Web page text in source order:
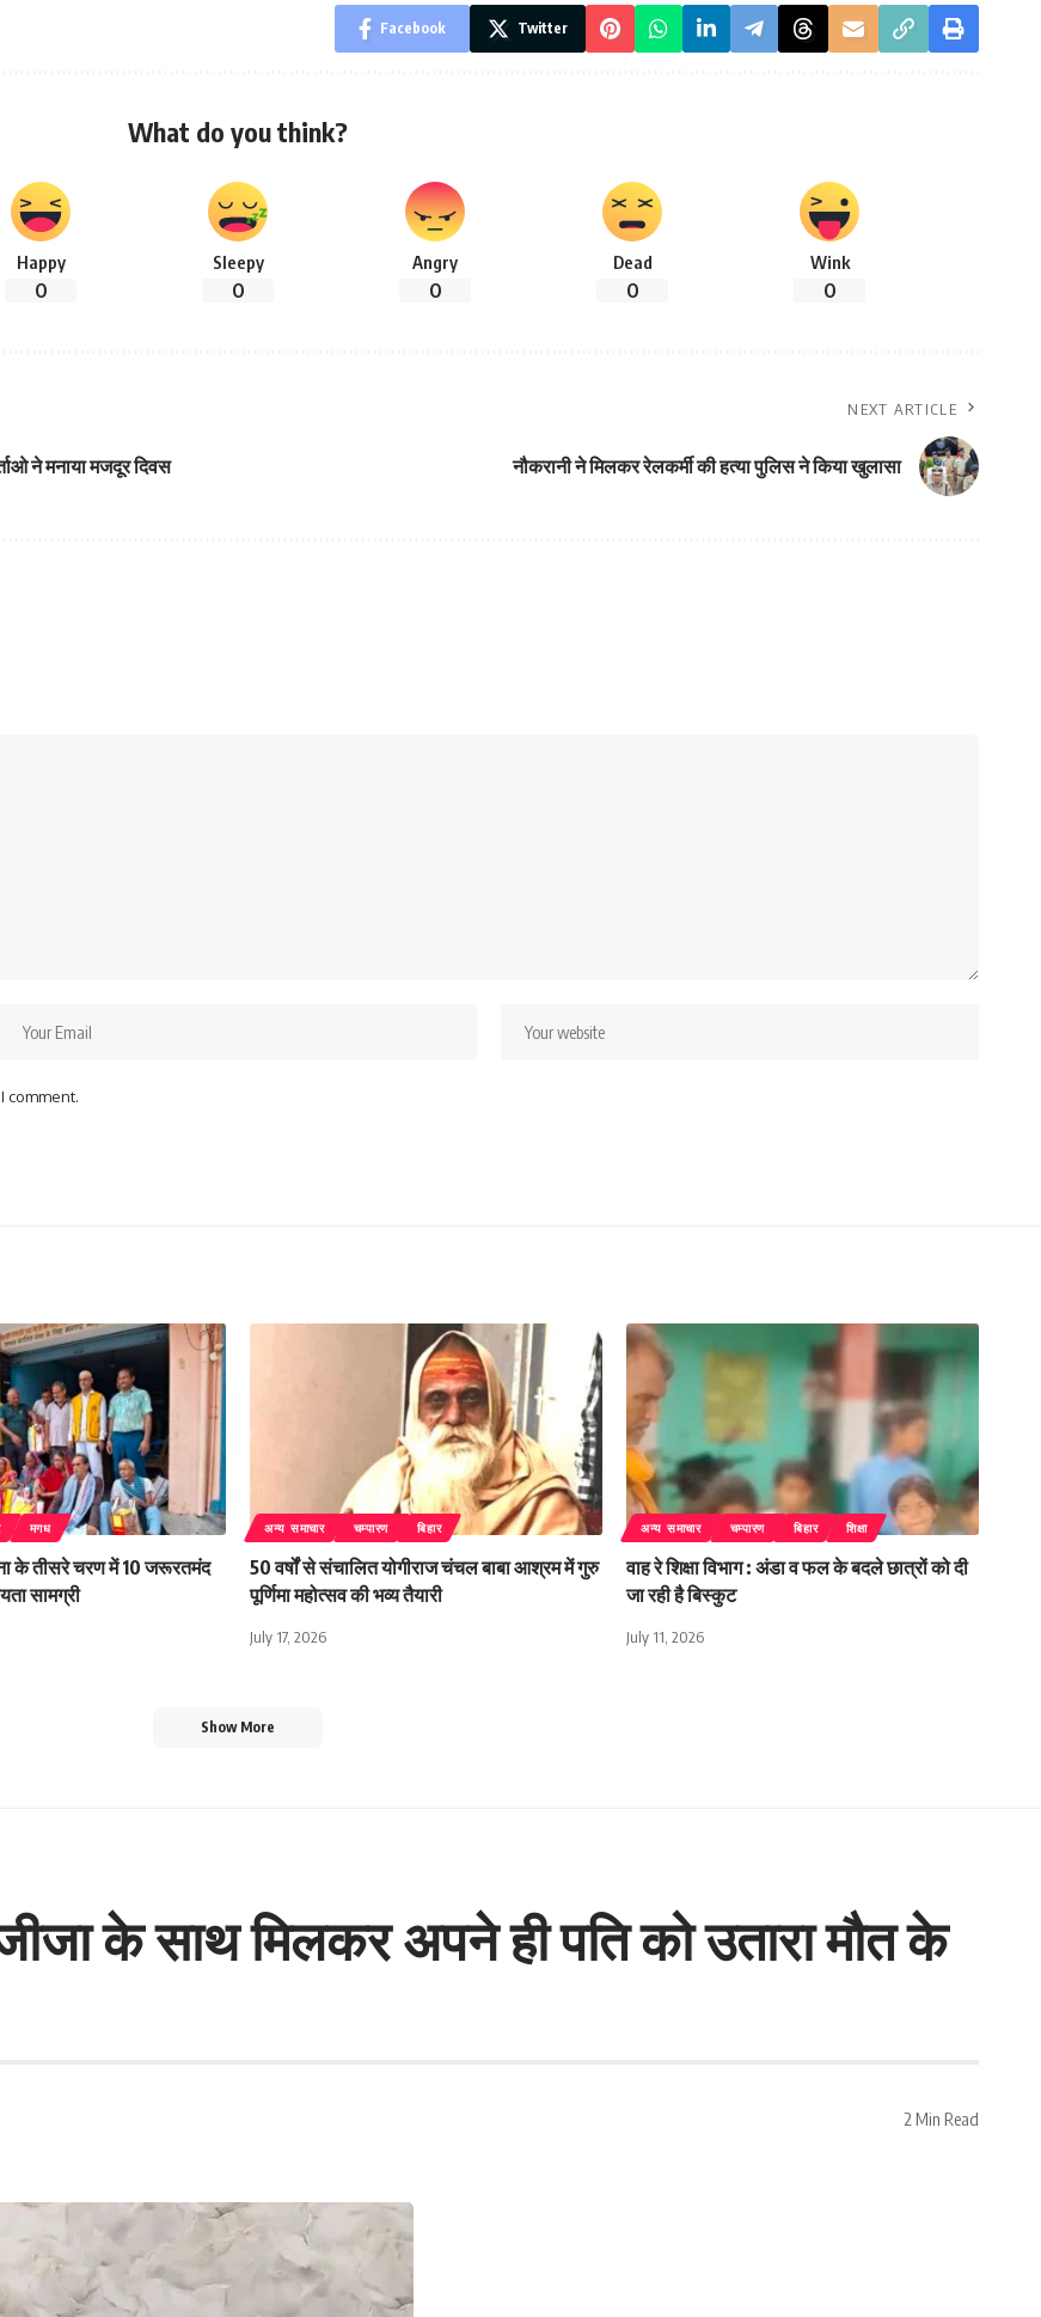
Facebook Twitter
What do you think?
Happy
0
Sleepy
0
Angry
0
Dead
0
Wink
0
ने मनाया मजदूर दिवस
NEXT ARTICLE
नौकरानी ने मिलकर रेलकर्मी की हत्या पुलिस ने किया खुलासा
comment.
मगध
के तीसरे चरण में 10 जरूरतमंद
सामग्री
अन्य समाचार चम्पारण बिहार
50 वर्षों से संचालित योगीराज चंचल बाबा आश्रम में गुरु
पूर्णिमा महोत्सव की भव्य तैयारी
July 17, 2026
अन्य समाचार चम्पारण बिहार शिक्षा
वाह रे शिक्षा विभाग : अंडा व फल के बदले छात्रों को दी
जा रही है बिस्कुट
July 11, 2026
Show More
जीजा के साथ मिलकर अपने ही पति को उतारा मौत के
2 Min Read